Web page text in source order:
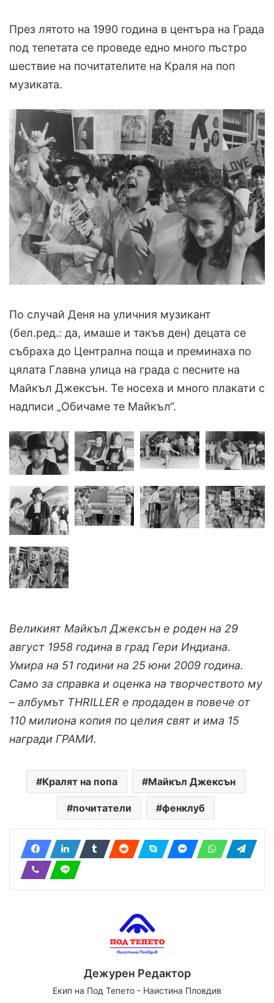
През лятото на 1990 година в центъра на Града
под тепетата се проведе едно много пъстро
шествие на почитателите на Краля на поп
музиката.
По случай Деня на уличния музикант
(бел.ред.: да, имаше и такъв ден) децата се
събраха до Централна поща и преминаха по
цялата Главна улица на града с песните на
Майкъл Джексън. Те носеха и много плакати с
надписи „Обичаме те Майкъл“.
Великият Майкъл Джексън е роден на 29
август 1958 година в град Гери Индиана.
Умира на 51 години на 25 юни 2009 година.
Само за справка и оценка на творчеството му
– албумът THRILLER е продаден в повече от
110 милиона копия по целия свят и има 15
награди ГРАМИ.
Кралят на попа Майкъл Джексън
почитатели фенклуб
Дежурен Редактор
Екип на Под Тепето - Наистина Пловдив